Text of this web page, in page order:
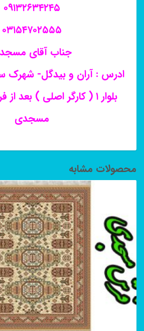
۰۹۱۳۲۶۳۴۲۴۵
۰۳۱۵۴۷۰۲۵۵۵
جناب آقای
ادرس : آران و بیدگل- شهرک
مسجدی
محصولات مشابه